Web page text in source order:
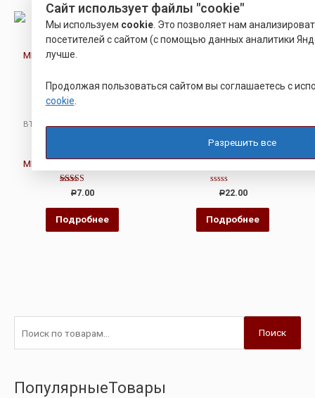
ВТУЛКА РАЗВАЛЬЦОВОЧНАЯ
МИНИАТЮРНАЯ ТИП RMHB
Оценка
5.00
из 5
Р7.00
Подробнее
ЮПИЯ 715331.002
Оценка
из
5
Р22.00
Подробнее
Поиск
ПопулярныеТовары
Сайт использует файлы "cookie"
Мы используем cookie. Это позволяет нам
посетителей с сайтом (с помощью данных аналитики
лучше.
Продолжая пользоваться сайтом вы соглашаетесь с
cookie
Разрешить все